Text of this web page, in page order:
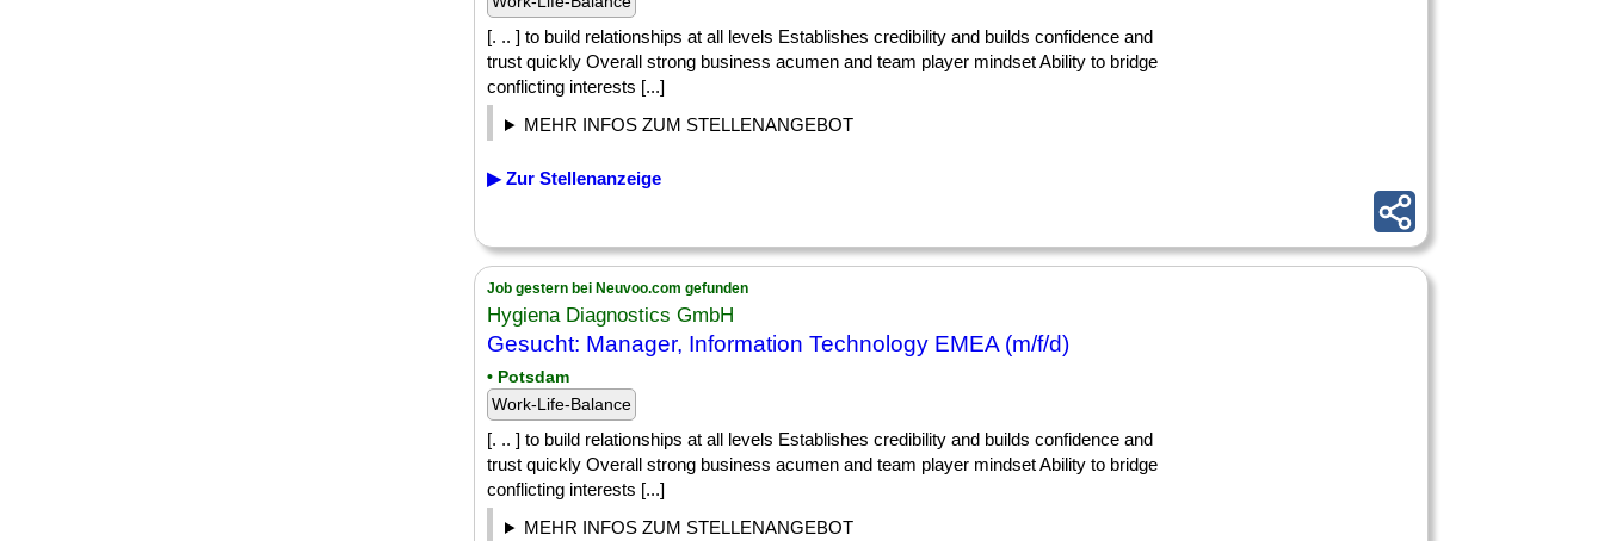
[. .. ] to build relationships at all levels Establishes credibility and builds confidence and
trust quickly Overall strong business acumen and team player mindset Ability to bridge
conflicting interests [...]
MEHR INFOS ZUM STELLENANGEBOT
▶ Zur Stellenanzeige
Job gestern bei Neuvoo.com gefunden
Hygiena Diagnostics GmbH
Gesucht: Manager, Information Technology EMEA (m/f/d)
• Potsdam
Work-Life-Balance
[. .. ] to build relationships at all levels Establishes credibility and builds confidence and
trust quickly Overall strong business acumen and team player mindset Ability to bridge
conflicting interests [...]
MEHR INFOS ZUM STELLENANGEBOT